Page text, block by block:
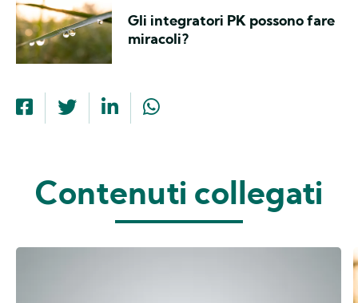
Gli integratori PK possono fare
miracoli?
Contenuti collegati